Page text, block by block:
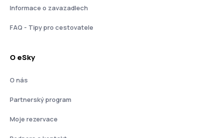
Informace o zavazadlech
FAQ - Tipy pro cestovatele
O eSky
O nás
Partnerský program
Moje rezervace